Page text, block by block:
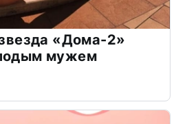
«Дома-2»
мужем